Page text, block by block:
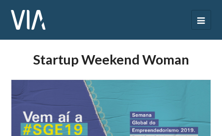
Startup Weekend Woman